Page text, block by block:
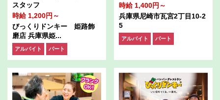
スタッフ
時給 1,200円～
びっくりドンキー 姫路飾
磨店 兵庫県姫...
アルバイト パート
時給 1,400円～
兵庫県尼崎市瓦宮2丁目10-2
5
アルバイト パート